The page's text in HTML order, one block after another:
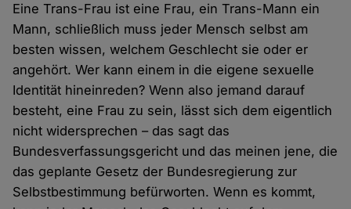
Eine Trans-Frau ist eine Frau, ein Trans-Mann ein
Mann, schließlich muss jeder Mensch selbst am
besten wissen, welchem Geschlecht sie oder er
angehört. Wer kann einem in die eigene sexuelle
Identität hineinreden? Wenn also jemand darauf
besteht, eine Frau zu sein, lässt sich dem eigentlich
nicht widersprechen – das sagt das
Bundesverfassungsgericht und das meinen jene, die
das geplante Gesetz der Bundesregierung zur
Selbstbestimmung befürworten. Wenn es kommt,